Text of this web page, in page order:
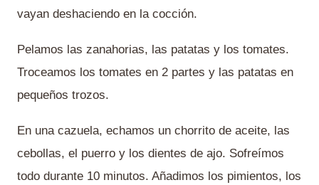
vayan deshaciendo en la cocción.
Pelamos las zanahorias, las patatas y los tomates.
Troceamos los tomates en 2 partes y las patatas en
pequeños trozos.
En una cazuela, echamos un chorrito de aceite, las
cebollas, el puerro y los dientes de ajo. Sofreímos
todo durante 10 minutos. Añadimos los pimientos, los